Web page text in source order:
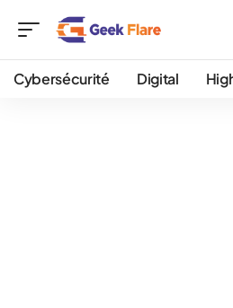
Cybersécurité Digital